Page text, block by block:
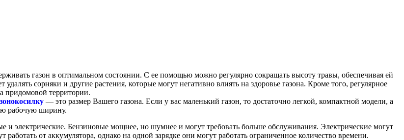
газон в оптимальном состоянии. С ее помощью можно регулярно сокращать высоту травы, обеспечивая ей
сорняки и другие растения, которые могут негативно влиять на здоровье газона. Кроме того, регулярное
придомовой территории.
— это размер Вашего газона. Если у вас маленький газон, то достаточно легкой, компактной модели, а
рабочую ширину.
и электрические. Бензиновые мощнее, но шумнее и могут требовать больше обслуживания. Электрические могут
от аккумулятора, однако на одной зарядке они могут работать ограниченное количество времени.